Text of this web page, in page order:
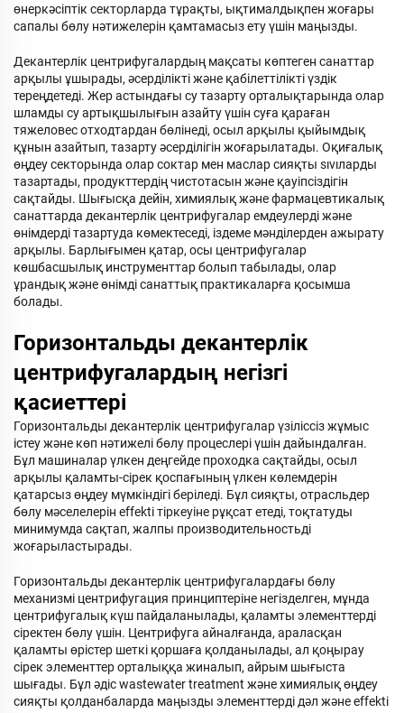
өнеркәсіптік секторларда тұрақты, ықтималдықпен жоғары
сапалы бөлу нәтижелерін қамтамасыз ету үшін маңызды.
Декантерлік центрифугалардың мақсаты көптеген санаттар
арқылы ұшырады, әсерділікті және қабілеттілікті үздік
тереңдетеді. Жер астындағы су тазарту орталықтарында олар
шламды су артықшылығын азайту үшін суға қараған
тяжеловес отходтардан бөлінеді, осыл арқылы қыйымдық
құнын азайтып, тазарту әсерділігін жоғарылатады. Оқиғалық
өңдеу секторында олар соктар мен маслар сияқты sıvıларды
тазартады, продукттердің чистотасын және қауіпсіздігін
сақтайды. Шығысқа дейін, химиялық және фармацевтикалық
санаттарда декантерлік центрифугалар емдеулерді және
өнімдерді тазартуда көмектеседі, іздеме мәнділерден ажырату
арқылы. Барлығымен қатар, осы центрифугалар
көшбасшылық инструменттар болып табылады, олар
ұрандық және өнімді санаттық практикаларға қосымша
болады.
Горизонтальды декантерлік
центрифугалардың негізгі
қасиеттері
Горизонтальды декантерлік центрифугалар үзіліссіз жұмыс
істеу және көп нәтижелі бөлу процеслері үшін дайындалған.
Бұл машиналар үлкен деңгейде проходка сақтайды, осыл
арқылы қаламты-сірек қоспағының үлкен көлемдерін
қатарсыз өңдеу мүмкіндігі беріледі. Бұл сияқты, отрасльдер
бөлу мәселелерін effektі тіркеуіне рұқсат етеді, тоқтатуды
минимумда сақтап, жалпы производительностьді
жоғарыластырады.
Горизонтальды декантерлік центрифугалардағы бөлу
механизмі центрифугация принциптеріне негізделген, мұнда
центрифугалық күш пайдаланылады, қаламты элементтерді
сіректен бөлу үшін. Центрифуга айналғанда, араласқан
қаламты өрістер шеткі қоршаға қолданылады, ал қоңырау
сірек элементтер орталыққа жиналып, айрым шығыста
шығады. Бұл әдіс wastewater treatment және химиялық өңдеу
сияқты қолданбаларда маңызды элементтерді дәл және effektі